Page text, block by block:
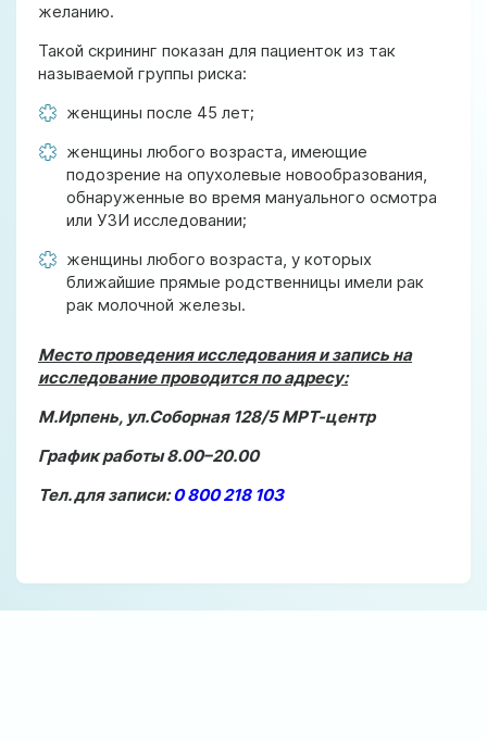
желанию.
Такой скрининг показан для пациенток из так
называемой группы риска:
женщины после 45 лет;
женщины любого возраста, имеющие
подозрение на опухолевые новообразования,
обнаруженные во время мануального осмотра
или УЗИ исследовании;
женщины любого возраста, у которых
ближайшие прямые родственницы имели рак
рак молочной железы.
Место проведения исследования и запись на
исследование проводится по адресу:
М.Ирпень, ул.Соборная 128/5 МРТ-центр
График работы 8.00–20.00
Тел. для записи:0 800 218 103